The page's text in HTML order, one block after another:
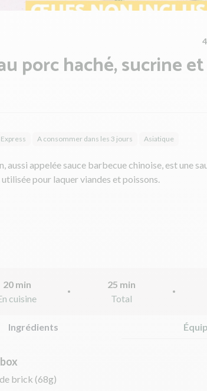
porc haché, sucrine
Express A consommer dans les 3 jours Asiatique
aussi appelée sauce barbecue chinoise, est une
pour laquer viandes et poissons.
20 min
cuisine
25 min
Total
Ingrédients
brick (68g)